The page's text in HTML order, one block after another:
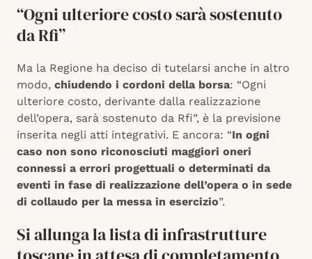
“Ogni ulteriore costo sarà sostenuto
da Rfi”
Ma la Regione ha deciso di tutelarsi anche in altro
modo, chiudendo i cordoni della borsa: “Ogni
ulteriore costo, derivante dalla realizzazione
dell’opera, sarà sostenuto da Rfi”, è la previsione
inserita negli atti integrativi. E ancora: “In ogni
caso non sono riconosciuti maggiori oneri
connessi a errori progettuali o determinati da
eventi in fase di realizzazione dell’opera o in sede
di collaudo per la messa in esercizio”.
Si allunga la lista di infrastrutture